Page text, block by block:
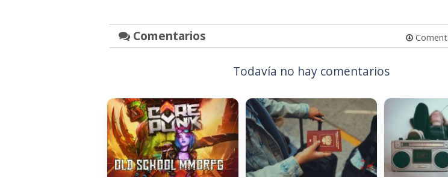
Comentarios
Todavía no hay comentarios